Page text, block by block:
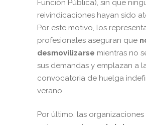
Función Pública), sin que
reivindicaciones hayan sido
Por este motivo, los
profesionales aseguran que
desmovilizarse mientras no
sus demandas y emplazan a
convocatoria de huelga
verano.
Por último, las